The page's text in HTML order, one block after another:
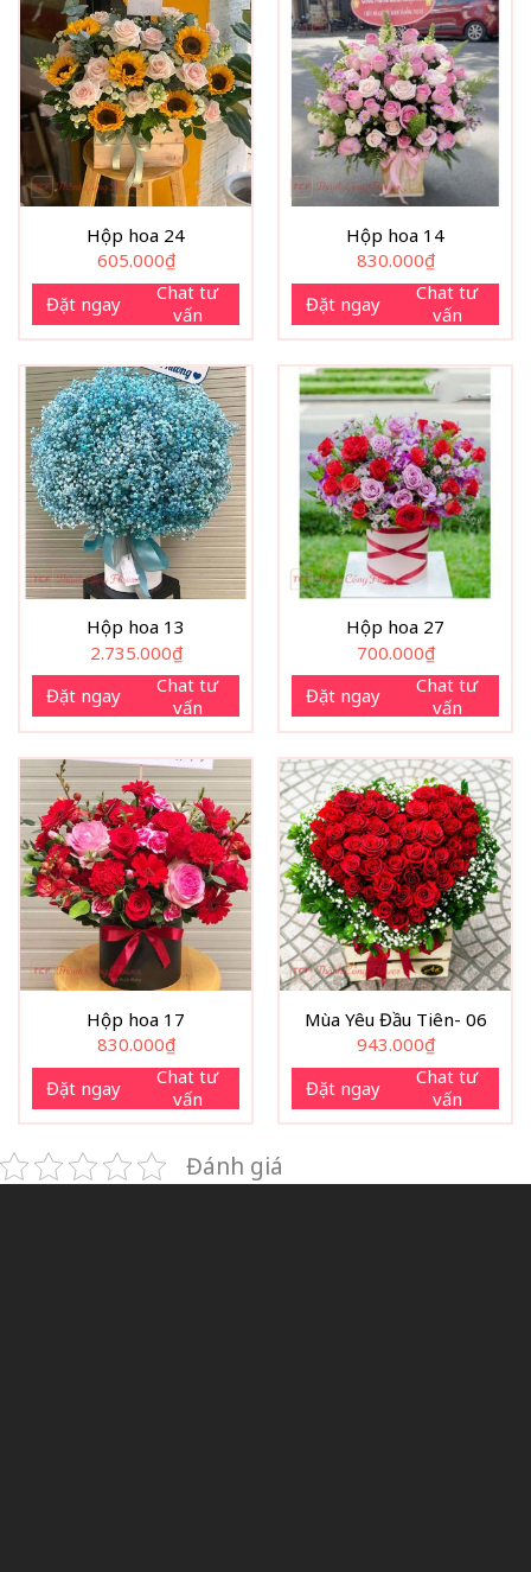
Hộp hoa 24
605.000₫
Đặt ngay
Chat tư
vấn
Hộp hoa 14
830.000₫
Đặt ngay
Chat tư
vấn
Hộp hoa 13
2.735.000₫
Đặt ngay
Chat tư
vấn
Hộp hoa 27
700.000₫
Đặt ngay
Chat tư
vấn
Hộp hoa 17
830.000₫
Đặt ngay
Chat tư
vấn
Mùa Yêu Đầu Tiên- 06
943.000₫
Đặt ngay
Chat tư
vấn
Đánh giá